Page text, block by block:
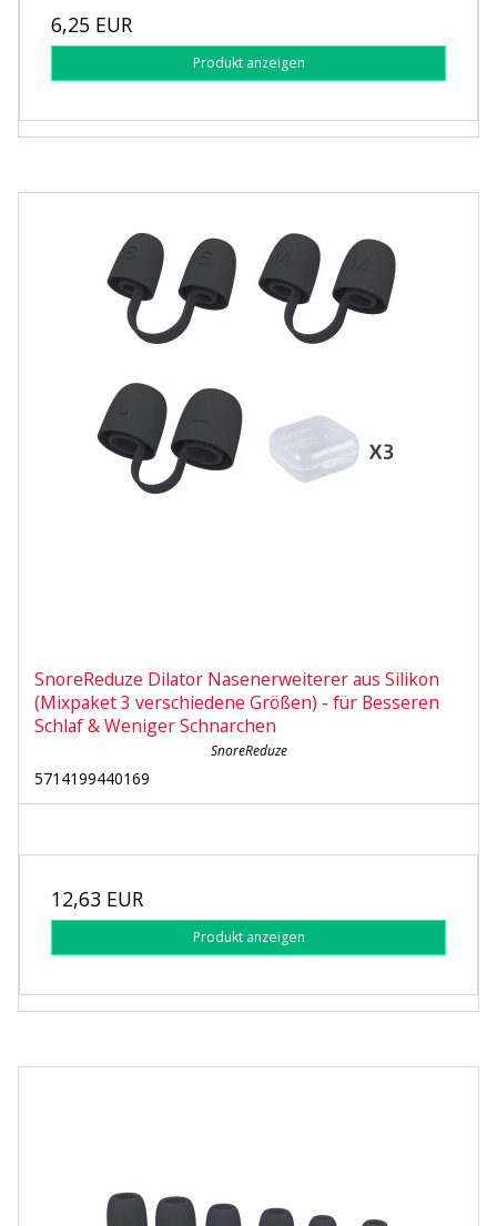
6,25 EUR
Produkt anzeigen
SnoreReduze Dilator Nasenerweiterer aus Silikon
(Mixpaket 3 verschiedene Größen) - für Besseren
Schlaf & Weniger Schnarchen
SnoreReduze
5714199440169
12,63 EUR
Produkt anzeigen